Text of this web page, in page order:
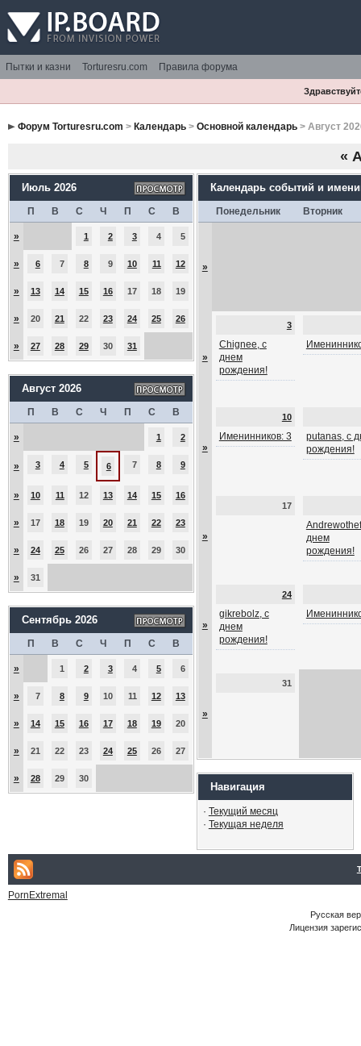
Пытки и казни Torturesru.com Правила форума
Форум Torturesru.com > Календарь> Основной календарь> Август
«
Июль 2026
П В С Ч П С В
» 1 2 3 4 5
» 6 7 8 9 10 11 12
» 13 14 15 16 17 18 19
» 20 21 22 23 24 25 26
» 27 28 29 30 31
Август 2026
П В С Ч П С В
» 1 2
» 3 4 5 6 7 8 9
» 10 11 12 13 14 15 16
» 17 18 19 20 21 22 23
» 24 25 26 27 28 29 30
» 31
Сентябрь 2026
П В С Ч П С В
» 1 2 3 4 5 6
» 7 8 9 10 11 12 13
» 14 15 16 17 18 19 20
» 21 22 23 24 25 26 27
» 28 29 30
Календарь событий и
Понедельник Вторник
»
»
3
Chignee, с
днем
рождения!
»
10
Именинников: 3
putanas, с
рождения!
»
17
днем
рождения!
»
24
gikrebolz, с
днем
рождения!
»
31
Навигация
· Текущий месяц
· Текущая неделя
PornExtremal
Русская
Лицензия